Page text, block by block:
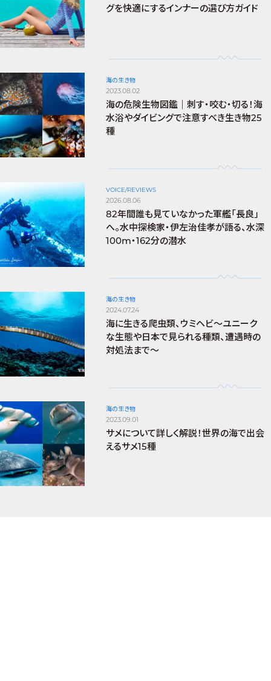
グを快適にするインナーの選び方ガイド
海の生き物
2023.08.02
海の危険生物図鑑｜刺す・咬む・切る！海
水浴やダイビングで注意すべき生き物25
種
VOICE/REVIEWS
2026.08.06
82年間誰も見ていなかった軍艦「長良」
へ。水中探検家・伊左治佳孝が語る、水深
100m・162分の潜水
海の生き物
2024.07.24
海に生きる爬虫類、ウミヘビ～ユニーク
な生態や日本で見られる種類、遭遇時の
対処法まで～
海の生き物
2023.09.01
サメについて詳しく解説！世界の海で出会
えるサメ15種